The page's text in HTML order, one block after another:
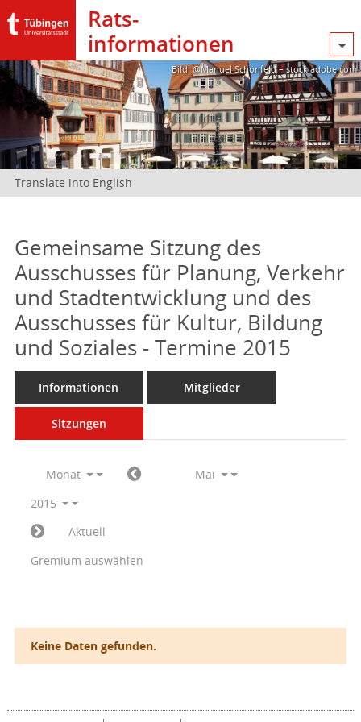
Rats­
informationen
Bild: @Manuel Schönfeld – stock.adobe.com
Translate into English
Gemeinsame Sitzung des
Ausschusses für Planung, Verkehr
und Stadtentwicklung und des
Ausschusses für Kultur, Bildung
und Soziales - Termine 2015
Informationen Mitglieder
Sitzungen
Monat
Mai
2015
Aktuell
Gremium auswählen
Keine Daten gefunden.